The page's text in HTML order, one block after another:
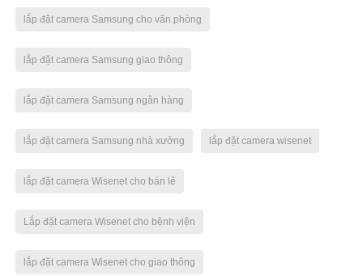
lắp đặt camera Samsung cho văn phòng
lắp đặt camera Samsung giao thông
lắp đặt camera Samsung ngân hàng
lắp đặt camera Samsung nhà xưởng lắp đặt camera wisenet
lắp đặt camera Wisenet cho bán lẻ
Lắp đặt camera Wisenet cho bệnh viện
lắp đặt camera Wisenet cho giao thông